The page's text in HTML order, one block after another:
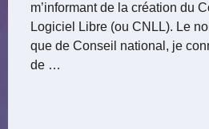
m’informant de la création du
Logiciel Libre (ou CNLL). Le
que de Conseil national, je
de …